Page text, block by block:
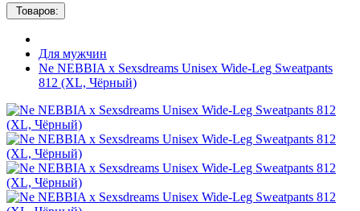
Товаров:
Для мужчин
Ne NEBBIA x Sexsdreams Unisex Wide-Leg Sweatpants
812 (XL, Чёрный)